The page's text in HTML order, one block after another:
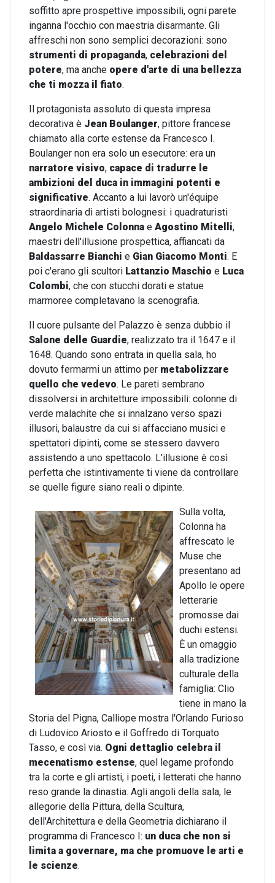
soffitto apre prospettive impossibili, ogni parete
inganna l'occhio con maestria disarmante. Gli
affreschi non sono semplici decorazioni: sono
strumenti di propaganda, celebrazioni del
potere, ma anche opere d'arte di una bellezza
che ti mozza il fiato.
Il protagonista assoluto di questa impresa
decorativa è Jean Boulanger, pittore francese
chiamato alla corte estense da Francesco I.
Boulanger non era solo un esecutore: era un
narratore visivo, capace di tradurre le
ambizioni del duca in immagini potenti e
significative. Accanto a lui lavorò un'équipe
straordinaria di artisti bolognesi: i quadraturisti
Angelo Michele Colonna e Agostino Mitelli,
maestri dell'illusione prospettica, affiancati da
Baldassarre Bianchi e Gian Giacomo Monti. E
poi c'erano gli scultori Lattanzio Maschio e Luca
Colombi, che con stucchi dorati e statue
marmoree completavano la scenografia.
Il cuore pulsante del Palazzo è senza dubbio il
Salone delle Guardie, realizzato tra il 1647 e il
1648. Quando sono entrata in quella sala, ho
dovuto fermarmi un attimo per metabolizzare
quello che vedevo. Le pareti sembrano
dissolversi in architetture impossibili: colonne di
verde malachite che si innalzano verso spazi
illusori, balaustre da cui si affacciano musici e
spettatori dipinti, come se stessero davvero
assistendo a uno spettacolo. L'illusione è così
perfetta che istintivamente ti viene da controllare
se quelle figure siano reali o dipinte.
Sulla volta,
Colonna ha
affrescato le
Muse che
presentano ad
Apollo le opere
letterarie
promosse dai
duchi estensi.
È un omaggio
alla tradizione
culturale della
famiglia: Clio
tiene in mano la
Storia del Pigna, Calliope mostra l'Orlando Furioso
di Ludovico Ariosto e il Goffredo di Torquato
Tasso, e così via. Ogni dettaglio celebra il
mecenatismo estense, quel legame profondo
tra la corte e gli artisti, i poeti, i letterati che hanno
reso grande la dinastia. Agli angoli della sala, le
allegorie della Pittura, della Scultura,
dell'Architettura e della Geometria dichiarano il
programma di Francesco I: un duca che non si
limita a governare, ma che promuove le arti e
le scienze.